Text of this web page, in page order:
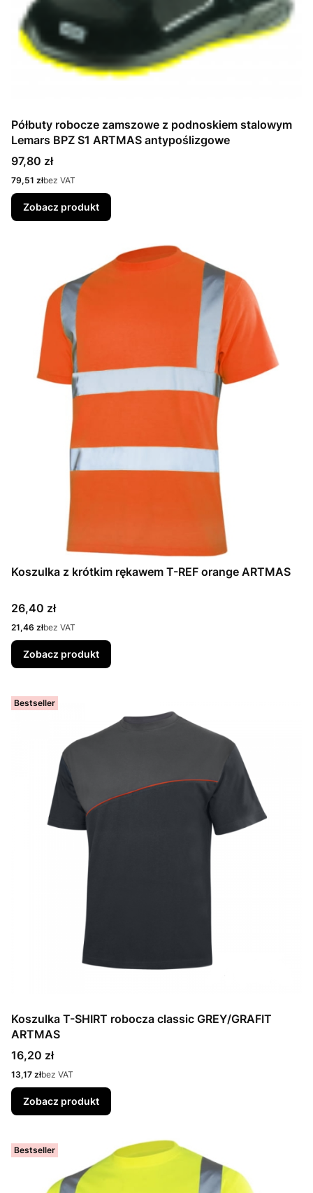
Półbuty robocze zamszowe z podnoskiem stalowym
Lemars BPZ S1 ARTMAS antypoślizgowe
Cena
97,80 zł
Cena
79,51 złbez VAT
Zobacz produkt
Koszulka z krótkim rękawem T-REF orange ARTMAS
Cena
26,40 zł
Cena
21,46 złbez VAT
Zobacz produkt
Bestseller
Koszulka T-SHIRT robocza classic GREY/GRAFIT
ARTMAS
Cena
16,20 zł
Cena
13,17 złbez VAT
Zobacz produkt
Bestseller